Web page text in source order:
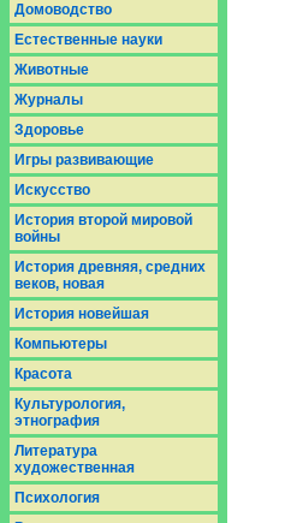
Домоводство
Естественные науки
Животные
Журналы
Здоровье
Игры развивающие
Искусство
История второй мировой
войны
История древняя, средних
веков, новая
История новейшая
Компьютеры
Красота
Культурология,
этнография
Литература
художественная
Психология